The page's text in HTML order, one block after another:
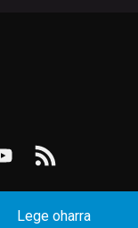
Lege oharra